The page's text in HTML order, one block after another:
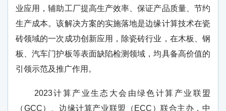
业应用，辅助工厂提高生产效率、保证产品质量、节约
生产成本。该解决方案的实施落地是边缘计算技术在瓷
砖领域的一次成功创新应用，除瓷砖行业，在木板、钢
板、汽车门护板等表面缺陷检测领域，均具备高价值的
引领示范及推广作用。
2023计算产业生态大会由绿色计算产业联盟
（GCC）、边缘计算产业联盟（ ECC ）联合主办，中